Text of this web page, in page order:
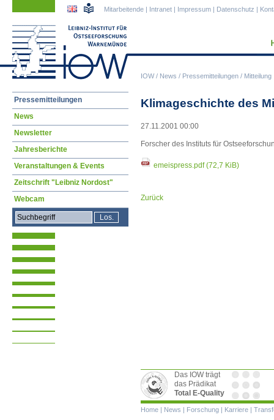
IOW/ News / Pressemitteilungen / Mitteilung
Mitarbeitende | Intranet | Impressum | Datenschutz |
Klimageschichte des
27.11.2001 00:00
Forscher des Instituts für
emeispress.pdf(72,7 KiB)
Zurück
Navigation
Pressemitteilungen
News
Newsletter
Jahresberichte
Veranstaltungen & Events
Zeitschrift "Leibniz Nordost"
Webcam
Das IOW trägt
das Prädikat
Total E-Quality
Navigation
überspringen
Home | News | Forschung | Karriere |